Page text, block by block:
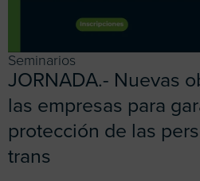
Seminarios
JORNADA.- Nuevas
las empresas para
protección de las
trans